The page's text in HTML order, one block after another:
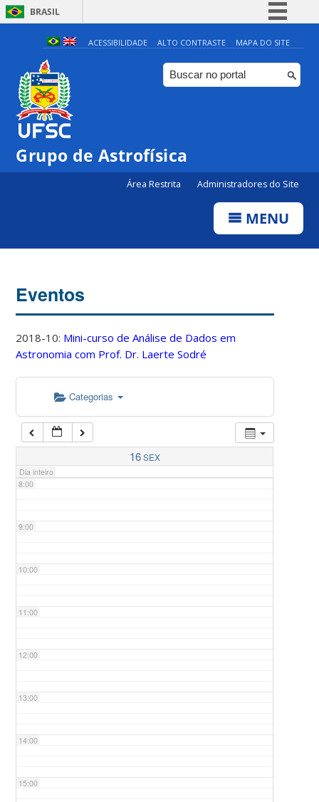
BRASIL
Simplifique!
Comunica BR
Participe
ACESSIBILIDADE ALTO CONTRASTE MAPA DO SITE
Grupo de Astrofísica
Área Restrita Administradores do Site
MENU
Eventos
2018-10: Mini-curso de Análise de Dados em
Astronomia com Prof. Dr. Laerte Sodré
Categorias
16SEX
Dia inteiro
4:00
5:00
7:00
8:00
9:00
10:00
11:00
12:00
13:00
14:00
15:00